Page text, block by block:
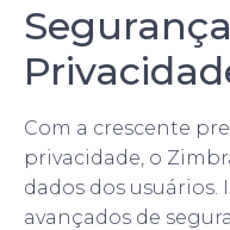
Com a crescente
privacidade, o
dados dos usuários.
avançados de